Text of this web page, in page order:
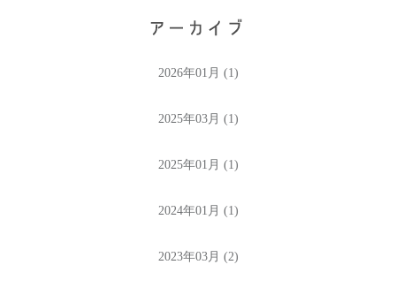
2026年01月 (1)
2025年03月 (1)
2025年01月 (1)
2024年01月 (1)
2023年03月 (2)